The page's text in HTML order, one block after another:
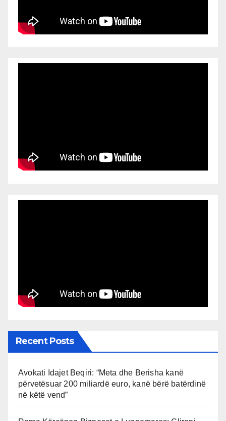
Recent Posts
Avokati Idajet Beqiri: “Meta dhe Berisha kanë
përvetësuar 200 miliardë euro, kanë bërë batërdinë
në këtë vend”